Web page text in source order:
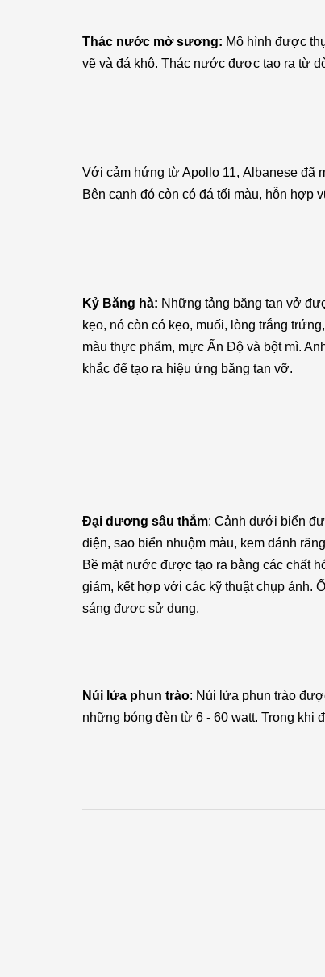
Thác nước mờ sương: Mô hình được
vẽ và đá khô. Thác nước được tạo ra từ
Với cảm hứng từ Apollo 11, Albanese đã
Bên cạnh đó còn có đá tối màu, hỗn hợp
Kỷ Băng hà: Những tảng băng tan vở
kẹo, nó còn có kẹo, muối, lòng trắng
màu thực phẩm, mực Ấn Độ và bột mì.
khắc để tạo ra hiệu ứng băng tan vỡ.
Đại dương sâu thẳm: Cảnh dưới biển
điện, sao biển nhuộm màu, kem đánh
Bề mặt nước được tạo ra bằng các chất
giảm, kết hợp với các kỹ thuật chụp ảnh.
sáng được sử dụng.
Núi lửa phun trào: Núi lửa phun trào
những bóng đèn từ 6 - 60 watt. Trong khi